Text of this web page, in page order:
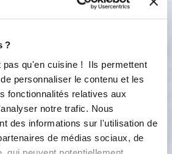
?
pas qu'en cuisine ! Ils permettent
personnaliser le contenu et les
fonctionnalités relatives aux
notre trafic. Nous
des informations sur l'utilisation de
de médias sociaux, de
qui peuvent potentiellement